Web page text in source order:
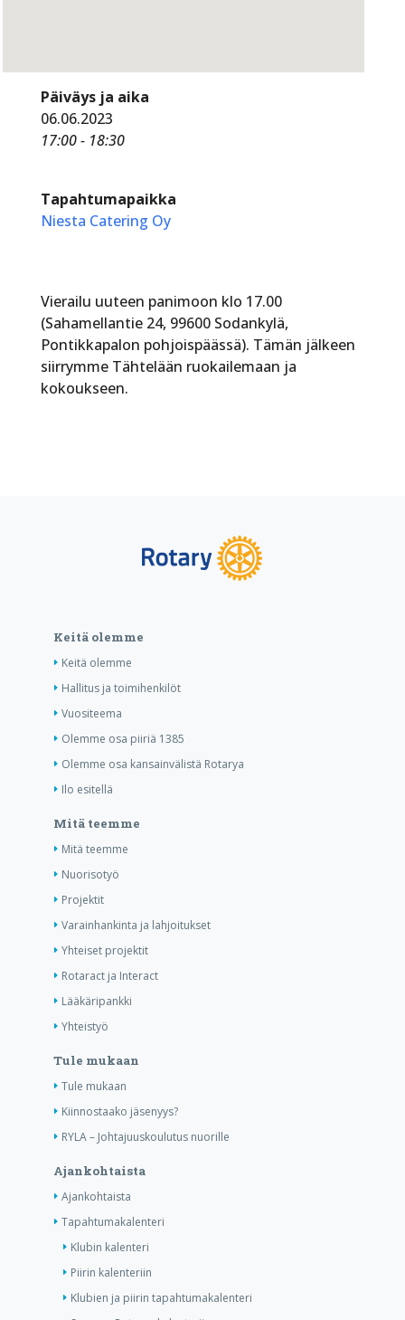
Päiväys ja aika
06.06.2023
17:00 - 18:30
Tapahtumapaikka
Niesta Catering Oy
Vierailu uuteen panimoon klo 17.00
(Sahamellantie 24, 99600 Sodankylä,
Pontikkapalon pohjoispäässä). Tämän jälkeen
siirrymme Tähtelään ruokailemaan ja
kokoukseen.
Keitä olemme
Keitä olemme
Hallitus ja toimihenkilöt
Vuositeema
Olemme osa piiriä 1385
Olemme osa kansainvälistä Rotarya
Ilo esitellä
Mitä teemme
Mitä teemme
Nuorisotyö
Projektit
Varainhankinta ja lahjoitukset
Yhteiset projektit
Rotaract ja Interact
Lääkäripankki
Yhteistyö
Tule mukaan
Tule mukaan
Kiinnostaako jäsenyys?
RYLA – Johtajuuskoulutus nuorille
Ajankohtaista
Ajankohtaista
Tapahtumakalenteri
Klubin kalenteri
Piirin kalenteriin
Klubien ja piirin tapahtumakalenteri